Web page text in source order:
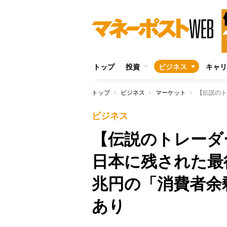
トップ 投資 ビジネス キャ
トップ ビジネス マーケット
ビジネス
【伝説のトレー
日本に残された
兆円の「消費者
あり